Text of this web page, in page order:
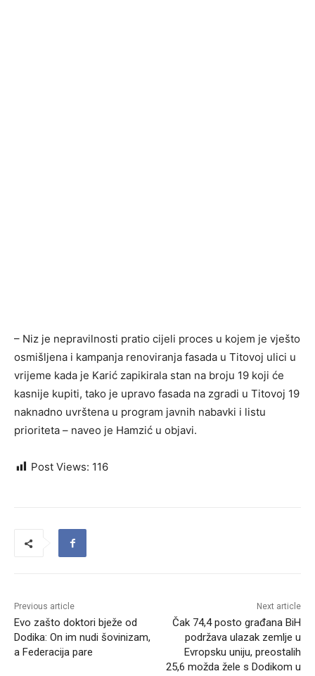
– Niz je nepravilnosti pratio cijeli proces u kojem je vješto
osmišljena i kampanja renoviranja fasada u Titovoj ulici u
vrijeme kada je Karić zapikirala stan na broju 19 koji će
kasnije kupiti, tako je upravo fasada na zgradi u Titovoj 19
naknadno uvrštena u program javnih nabavki i listu
prioriteta – naveo je Hamzić u objavi.
Post Views: 116
Previous article
Evo zašto doktori bježe od
Dodika: On im nudi šovinizam,
a Federacija pare
Next article
Čak 74,4 posto građana BiH
podržava ulazak zemlje u
Evropsku uniju, preostalih
25,6 možda žele s Dodikom u